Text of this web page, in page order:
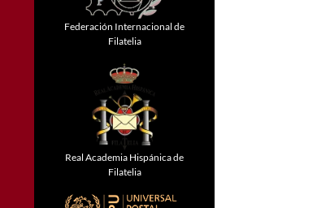
Federación Internacional de
Filatelia
Real Academia Hispánica de
Filatelia